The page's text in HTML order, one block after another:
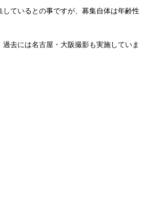
ているとの事ですが、募集自体は年齢性
去には名古屋・大阪撮影も実施していま